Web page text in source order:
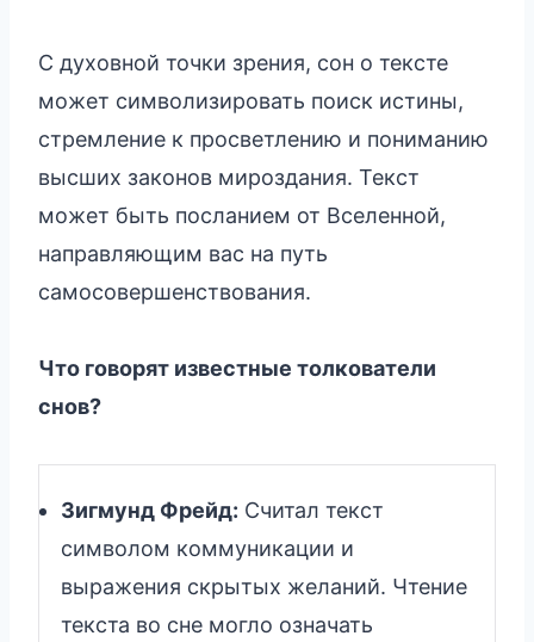
С духовной точки зрения, сон о тексте
может символизировать поиск истины,
стремление к просветлению и пониманию
высших законов мироздания. Текст
может быть посланием от Вселенной,
направляющим вас на путь
самосовершенствования.
Что говорят известные толкователи
снов?
Зигмунд Фрейд: Считал текст
символом коммуникации и
выражения скрытых желаний. Чтение
текста во сне могло означать